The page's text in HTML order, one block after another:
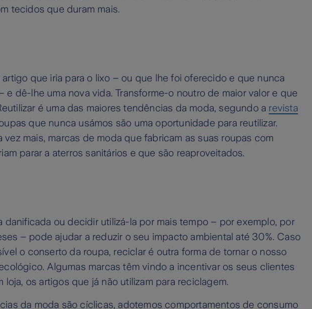
tecidos que duram mais.
que iria para o lixo – ou que lhe foi oferecido e que nunca
e dê-lhe uma nova vida. Transforme-o noutro de maior valor e que
é uma das maiores tendências da moda, segundo a revista
que nunca usámos são uma oportunidade para reutilizar.
vez mais, marcas de moda que fabricam as suas roupas com
parar a aterros sanitários e que são reaproveitados.
danificada ou decidir utilizá-la por mais tempo – por exemplo, por
– pode ajudar a reduzir o seu impacto ambiental até 30%. Caso
o conserto da roupa, reciclar é outra forma de tornar o nosso
Algumas marcas têm vindo a incentivar os seus clientes
loja, os artigos que já não utilizam para reciclagem.
da moda são cíclicas, adotemos comportamentos de consumo